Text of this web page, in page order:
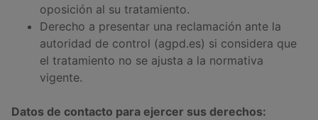
oposición al su tratamiento.
Derecho a presentar una reclamación ante la
autoridad de control (agpd.es) si considera que
el tratamiento no se ajusta a la normativa
vigente.
Datos de contacto para ejercer sus derechos: